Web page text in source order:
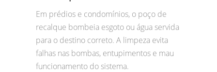
Em prédios e condomínios, o poço de
recalque bombeia esgoto ou água servida
para o destino correto. A limpeza evita
falhas nas bombas, entupimentos e mau
funcionamento do sistema.